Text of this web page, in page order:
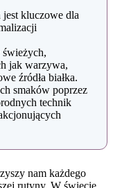
jest kluczowe dla
jak warzywa,
źródła białka.
smaków poprzez
technik
nam każdego